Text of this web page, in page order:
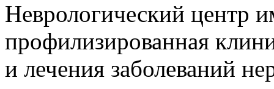
Неврологический центр
профилизированная
и лечения заболеваний